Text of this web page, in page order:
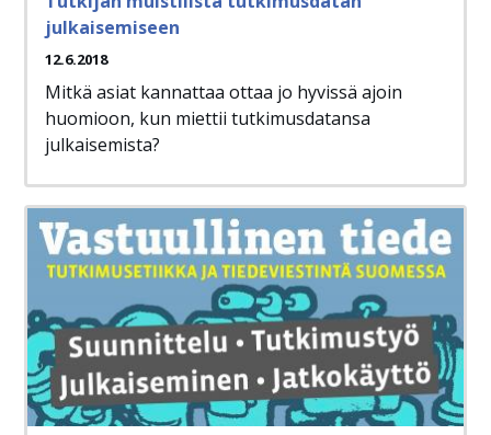
julkaisemiseen
12.6.2018
Mitkä asiat kannattaa ottaa jo hyvissä ajoin
huomioon, kun miettii tutkimusdatansa
julkaisemista?